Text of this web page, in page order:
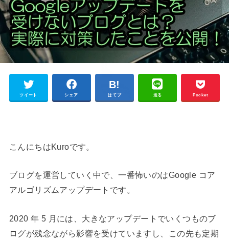
ツイート シェア はてブ 送る Pocket
こんにちはKuroです。
ブログを運営していく中で、一番怖いのはGoogle コア
アルゴリズムアップデートです。
2020 年 5 月には、大きなアップデートでいくつものブ
ログが残念ながら影響を受けていますし、この先も定期